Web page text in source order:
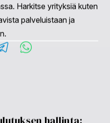
SEO:n
suorituskykyanalytiikka
Shopify-konsultin
voi tehdä